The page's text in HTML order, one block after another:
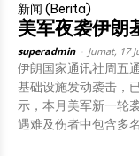
新闻 (Berita)
美军夜袭伊朗
superadmin Jumat, 17
伊朗国家通讯社周五
基础设施发动袭击，已造成
示，本月美军新一轮
遇难及伤者中包含多